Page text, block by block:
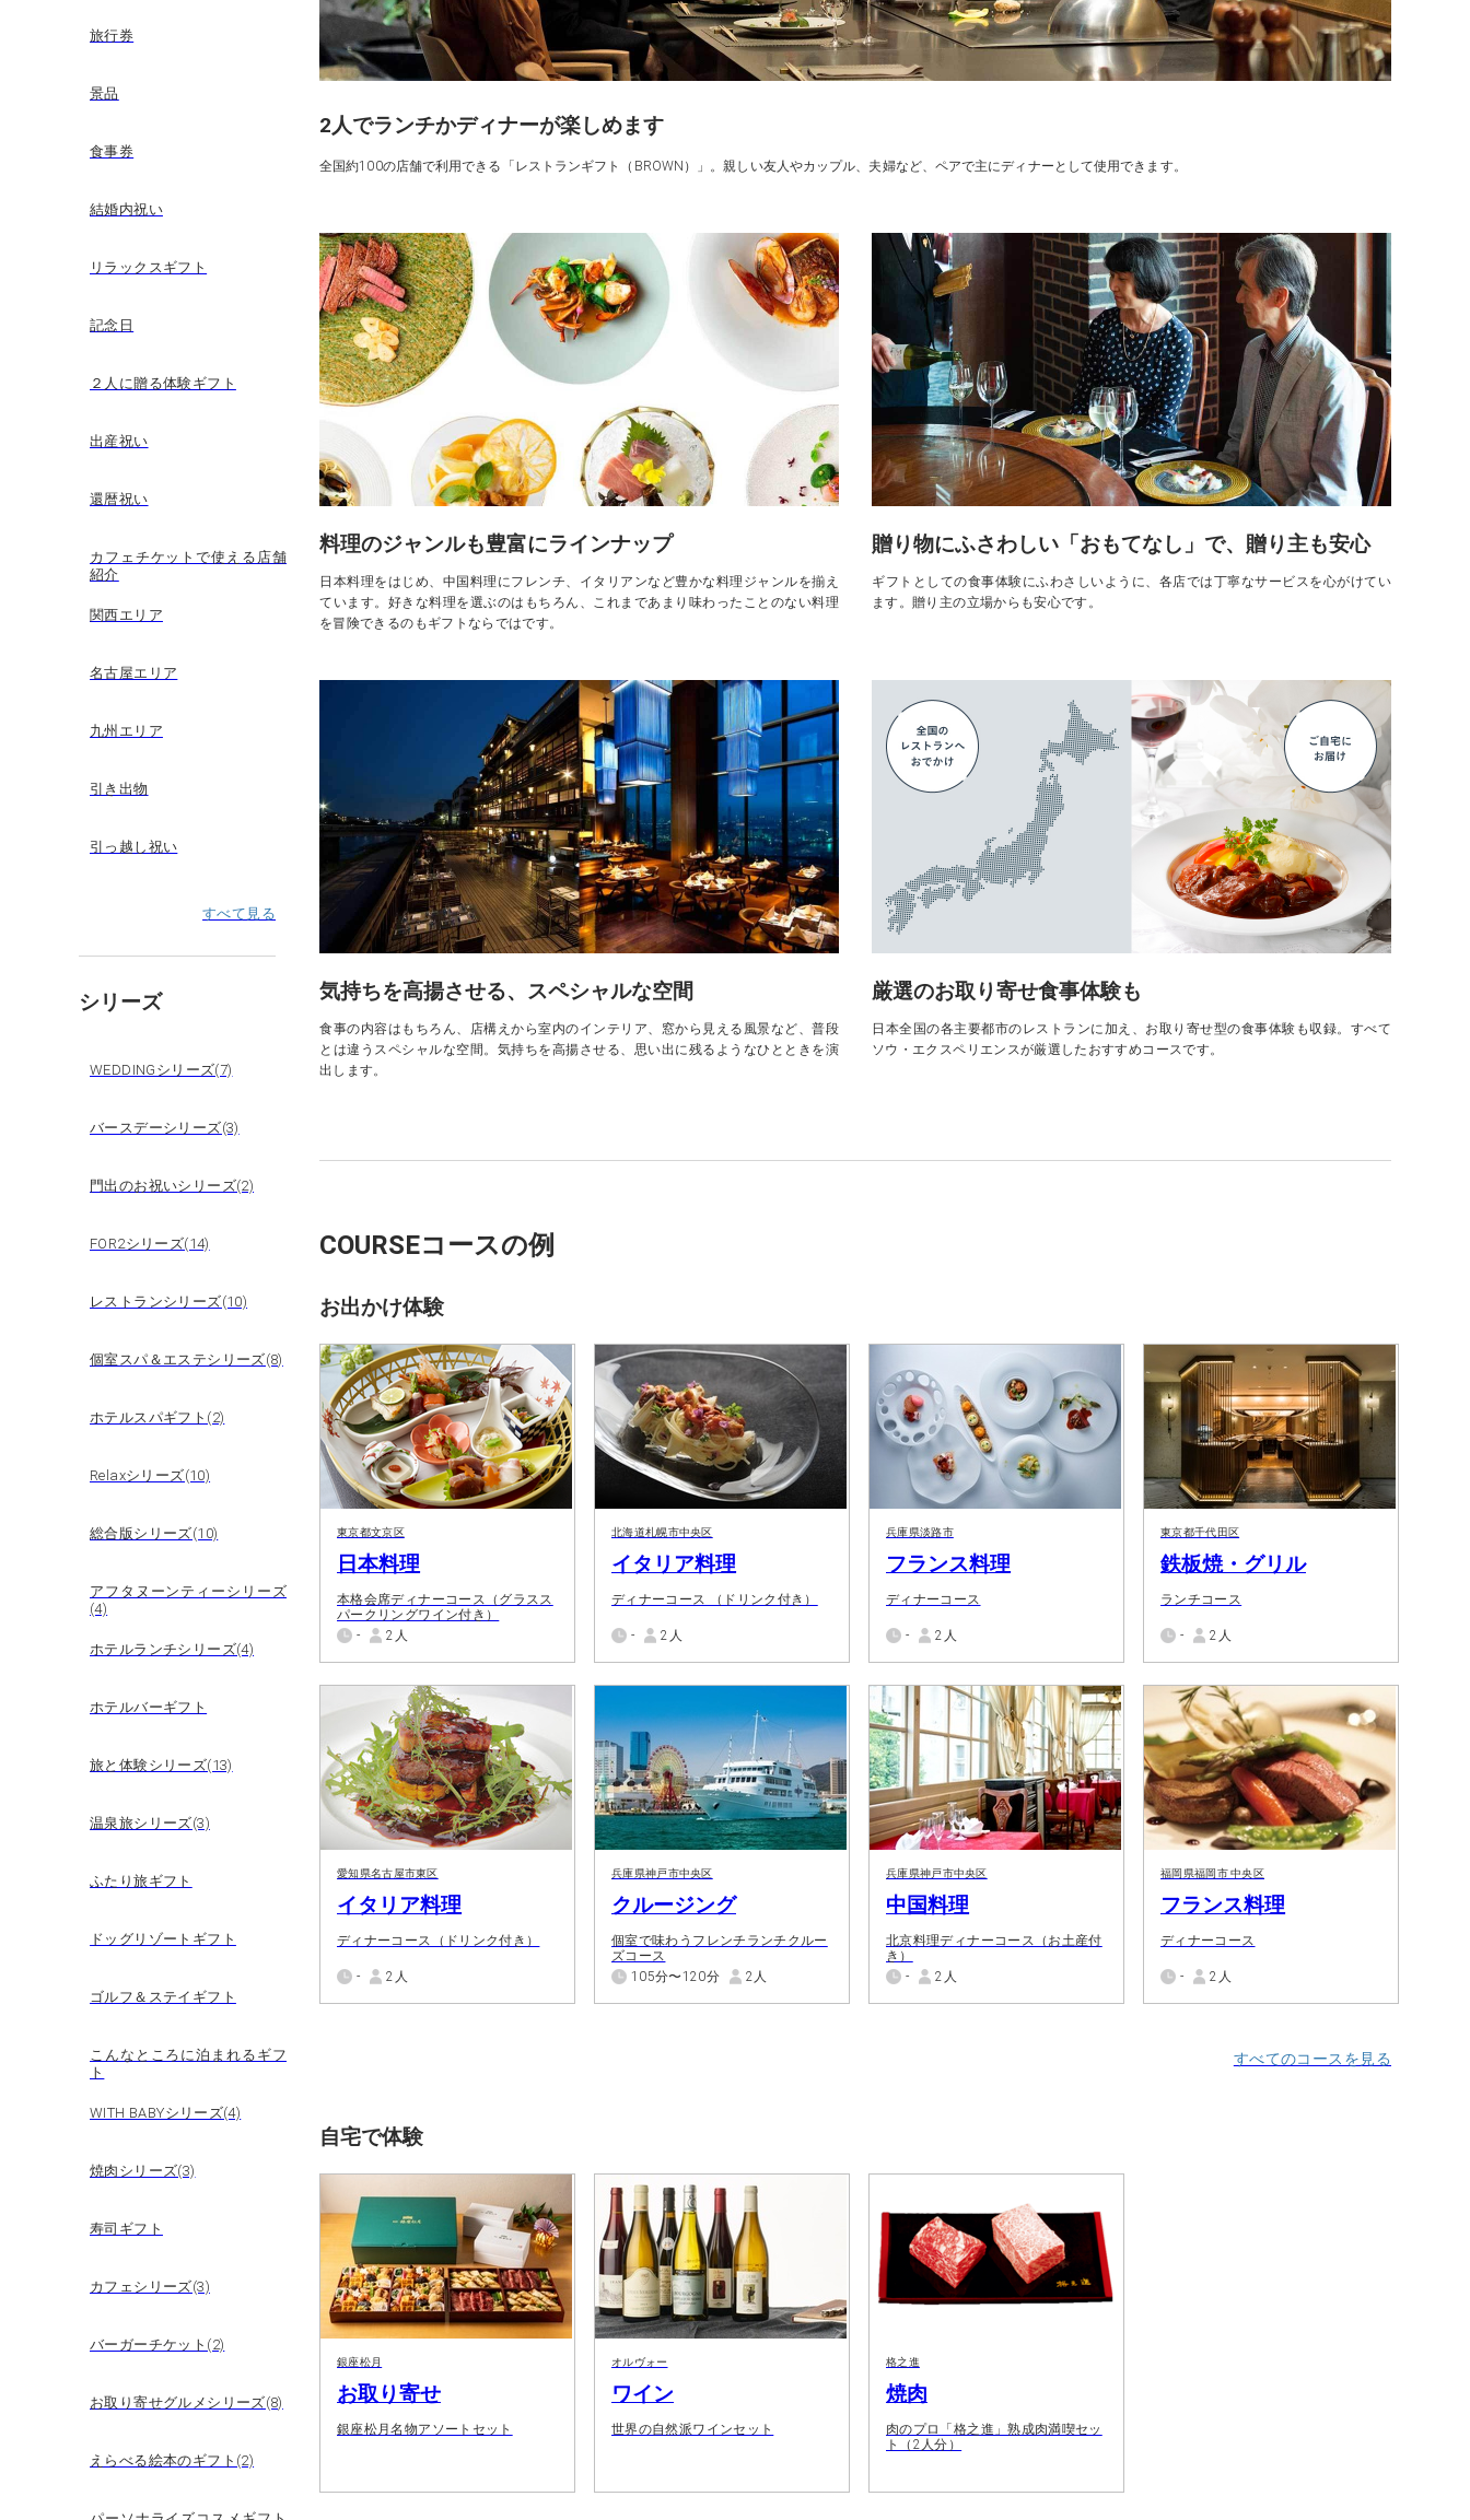
旅行券
景品
食事券
結婚内祝い
リラックスギフト
記念日
２人に贈る体験ギフト
出産祝い
還暦祝い
カフェチケットで使える店舗
紹介
関西エリア
名古屋エリア
九州エリア
引き出物
引っ越し祝い
すべて見る
シリーズ
WEDDINGシリーズ(7)
バースデーシリーズ(3)
門出のお祝いシリーズ(2)
FOR2シリーズ(14)
レストランシリーズ(10)
個室スパ＆エステシリーズ(8)
ホテルスパギフト(2)
Relaxシリーズ(10)
総合版シリーズ(10)
アフタヌーンティーシリーズ
(4)
ホテルランチシリーズ(4)
ホテルバーギフト
旅と体験シリーズ(13)
温泉旅シリーズ(3)
ふたり旅ギフト
ドッグリゾートギフト
ゴルフ＆ステイギフト
こんなところに泊まれるギフ
ト
WITH BABYシリーズ(4)
焼肉シリーズ(3)
寿司ギフト
カフェシリーズ(3)
バーガーチケット(2)
お取り寄せグルメシリーズ(8)
えらべる絵本のギフト(2)
2人でランチかディナーが楽しめます
全国約100の店舗で利用できる「レストランギフト（BROWN）」。親しい友人やカップル、夫婦など、ペアで主にディナーとして使用できます。
料理のジャンルも豊富にラインナップ
日本料理をはじめ、中国料理にフレンチ、イタリアンなど豊かな料理ジャンルを揃え
ています。好きな料理を選ぶのはもちろん、これまであまり味わったことのない料理
を冒険できるのもギフトならではです。
贈り物にふさわしい「おもてなし」で、贈り主も安心
ギフトとしての食事体験にふわさしいように、各店では丁寧なサービスを心がけてい
ます。贈り主の立場からも安心です。
気持ちを高揚させる、スペシャルな空間
食事の内容はもちろん、店構えから室内のインテリア、窓から見える風景など、普段
とは違うスペシャルな空間。気持ちを高揚させる、思い出に残るようなひとときを演
出します。
厳選のお取り寄せ食事体験も
日本全国の各主要都市のレストランに加え、お取り寄せ型の食事体験も収録。すべて
ソウ・エクスペリエンスが厳選したおすすめコースです。
COURSEコースの例
お出かけ体験
東京都文京区
日本料理
本格会席ディナーコース（グラスス
パークリングワイン付き）
-
2人
北海道札幌市中央区
イタリア料理
ディナーコース （ドリンク付き）
- 2人
兵庫県淡路市
フランス料理
ディナーコース
- 2人
東京都千代田区
鉄板焼・グリル
ランチコース
- 2人
愛知県名古屋市東区
イタリア料理
ディナーコース（ドリンク付き）
- 2人
兵庫県神戸市中央区
クルージング
個室で味わうフレンチランチクルー
ズコース
105分〜120分
2人
兵庫県神戸市中央区
中国料理
北京料理ディナーコース（お土産付
き）
-
2人
福岡県福岡市 中央区
フランス料理
ディナーコース
- 2人
すべてのコースを見る
自宅で体験
銀座松月
お取り寄せ
銀座松月名物アソートセット
オルヴォー
ワイン
世界の自然派ワインセット
格之進
焼肉
肉のプロ「格之進」熟成肉満喫セッ
ト（2人分）